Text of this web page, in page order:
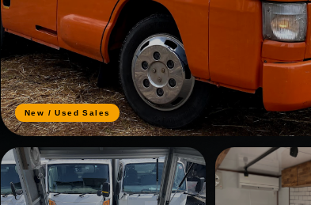
New / Used Sales